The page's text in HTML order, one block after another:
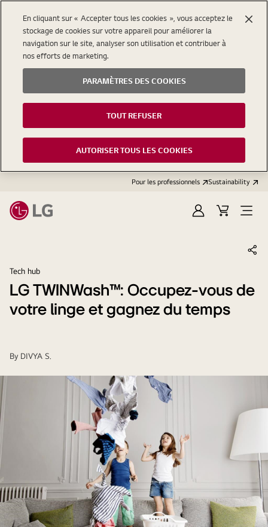
Pour les professionnels Sustainability
Se
Open
Tech hub
LG TWINWash™: Occupez-vous de
votre linge et gagnez du temps
By DIVYA S.
En cliquant sur « Accepter tous les cookies », vous acceptez le
stockage de cookies sur votre appareil pour améliorer la
navigation sur le site, analyser son utilisation et contribuer à
nos efforts de marketing.
PARAMÈTRES DES COOKIES
TOUT REFUSER
AUTORISER TOUS LES COOKIES